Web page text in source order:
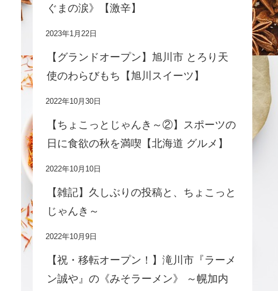
ぐまの涙》【激辛】
2023年1月22日
【グランドオープン】旭川市 とろり天
使のわらびもち【旭川スイーツ】
2022年10月30日
【ちょこっとじゃんき～②】スポーツの
日に食欲の秋を満喫【北海道 グルメ】
2022年10月10日
【雑記】久しぶりの投稿と、ちょこっと
じゃんき～
2022年10月9日
【祝・移転オープン！】滝川市『ラーメ
ン誠や』の《みそラーメン》 ～幌加内